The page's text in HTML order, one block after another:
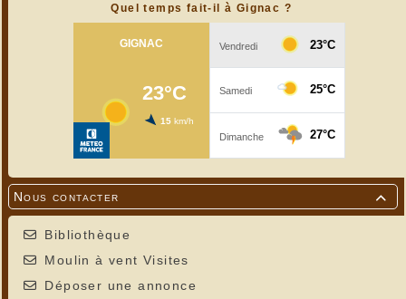
Quel temps fait-il à Gignac ?

Nous contacter
Bibliothèque
Moulin à vent Visites
Déposer une annonce